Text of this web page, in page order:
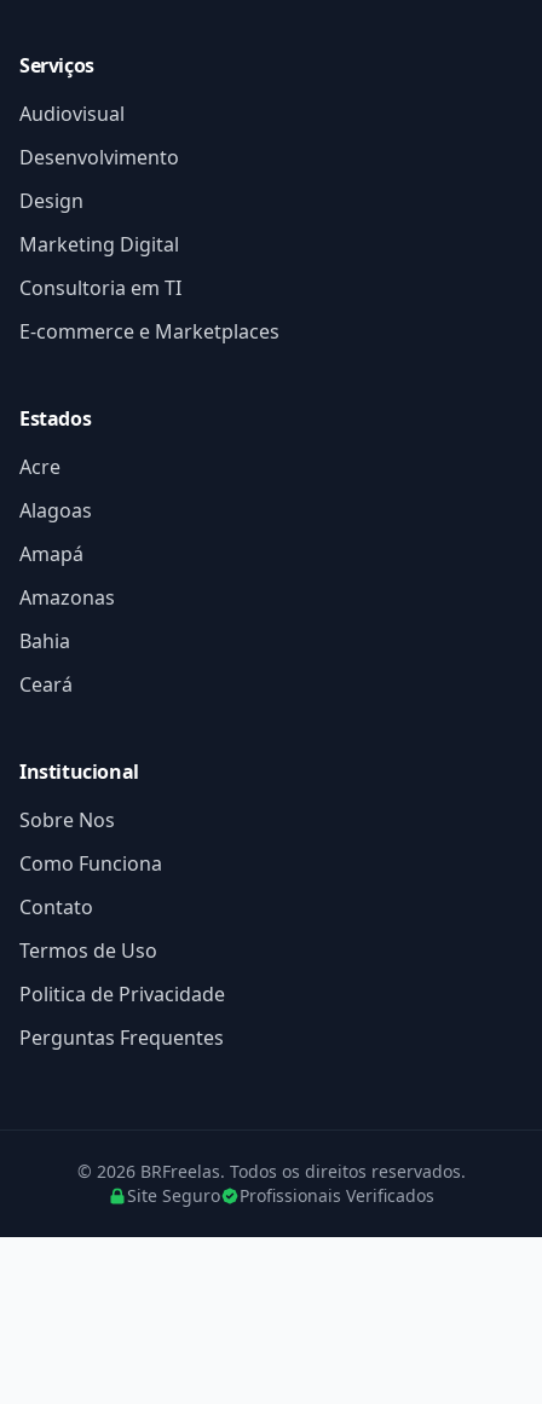
Serviços
Audiovisual
Desenvolvimento
Design
Marketing Digital
Consultoria em TI
E-commerce e Marketplaces
Estados
Acre
Alagoas
Amapá
Amazonas
Bahia
Ceará
Institucional
Sobre Nos
Como Funciona
Contato
Termos de Uso
Politica de Privacidade
Perguntas Frequentes
© 2026 BRFreelas. Todos os direitos reservados.
Site Seguro
Profissionais Verificados